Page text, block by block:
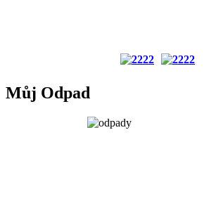
Můj Odpad